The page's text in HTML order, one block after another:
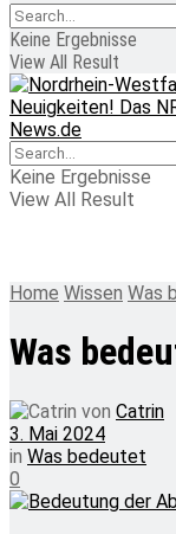
Keine Ergebnisse
View All Result
Keine Ergebnisse
View All Result
Home Wissen Was
Was
von Catrin
3. Mai 2024
in Was bedeutet
0